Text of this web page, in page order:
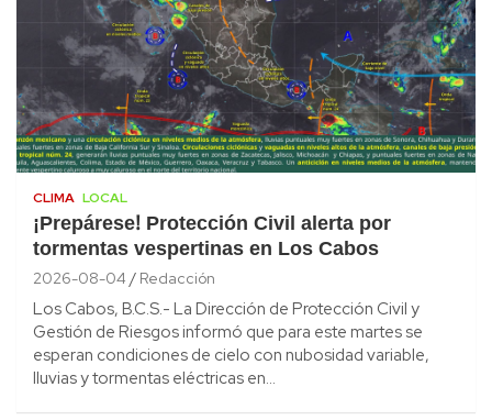
CLIMA LOCAL
¡Prepárese! Protección Civil alerta por
tormentas vespertinas en Los Cabos
2026-08-04 Redacción
Los Cabos, B.C.S.- La Dirección de Protección Civil y
Gestión de Riesgos informó que para este martes se
esperan condiciones de cielo con nubosidad variable,
lluvias y tormentas eléctricas en…